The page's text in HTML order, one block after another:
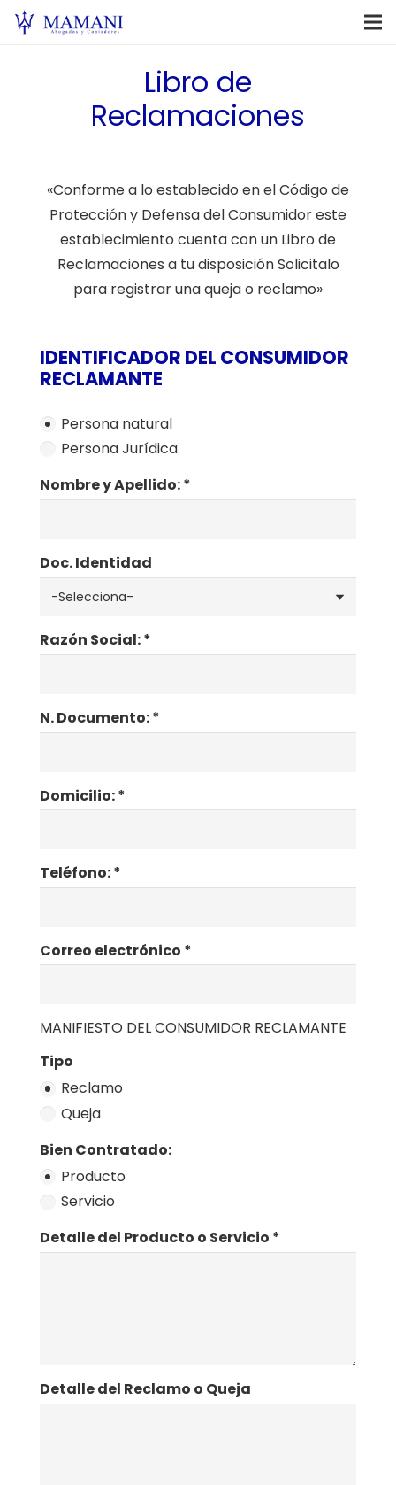
Libro de
Reclamaciones
«Conforme a lo establecido en el Código de
Protección y Defensa del Consumidor este
establecimiento cuenta con un Libro de
Reclamaciones a tu disposición Solicitalo
para registrar una queja o reclamo»
IDENTIFICADOR DEL CONSUMIDOR
RECLAMANTE
Persona natural
Persona Jurídica
Nombre y Apellido: *
Doc. Identidad
Razón Social: *
N. Documento: *
Domicilio: *
Teléfono: *
Correo electrónico *
MANIFIESTO DEL CONSUMIDOR RECLAMANTE
Tipo
Reclamo
Queja
Bien Contratado:
Producto
Servicio
Detalle del Producto o Servicio *
Detalle del Reclamo o Queja